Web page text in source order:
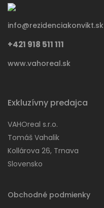
info@rezidenciakonvikt.sk
+421 918 511 111
www.vahoreal.sk
Exkluzívny predajca
VAHOreal s.r.o.
Tomáš Vahalik
Kollárova 26, Trnava
Slovensko
Obchodné podmienky